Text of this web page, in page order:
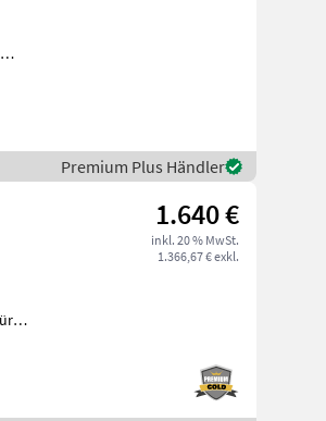
Premium Plus Händler
1.640 €
inkl. 20 % MwSt.
1.366,67 € exkl.